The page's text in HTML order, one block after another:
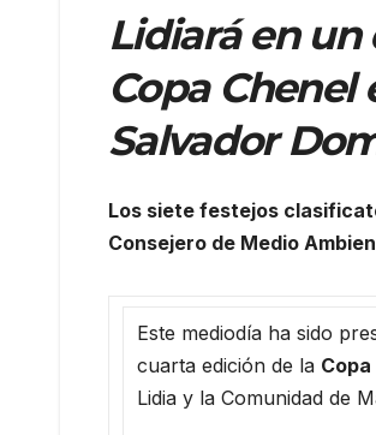
Lidiará en
Copa
Salvador
Los siete festejos
Consejero de Medio
Este mediodía ha sido
cuarta edición de la
Lidia y la Comunidad de